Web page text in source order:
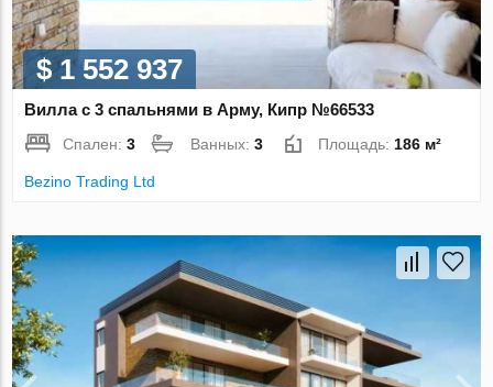
$ 1 552 937
Вилла с 3 спальнями в Арму, Кипр №66533
Спален:3 Ванных:3 Площадь:186 м²
Bezino Trading Ltd